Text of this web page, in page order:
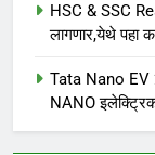
HSC & SSC
लागणार,येथे पहा
Tata Nano EV
NANO